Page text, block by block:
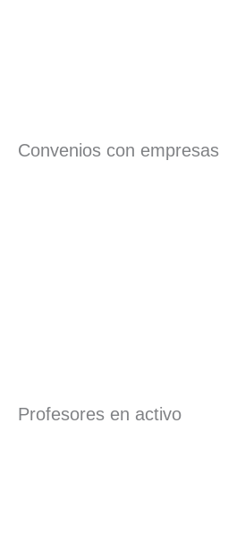
Convenios con empresas
Profesores en activo